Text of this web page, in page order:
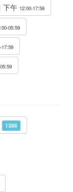
下午 12:00-17:59
05:59
17:59
1386